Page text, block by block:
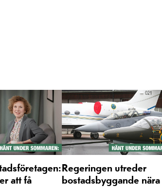
att få
Regeringen utreder
bostadsbyggande nära